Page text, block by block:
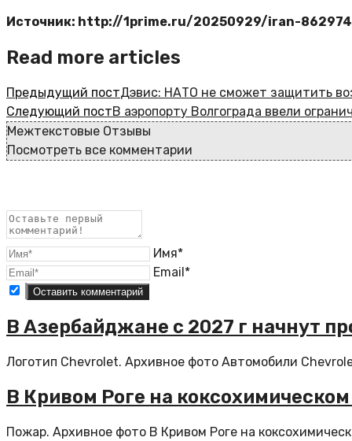
Источник: http://1prime.ru/20250929/iran-
Read more articles
Предыдущий постДэвис: НАТО не сможет защитить
Следующий постВ аэропорту Волгограда ввели
Межтекстовые Отзывы
Посмотреть все комментарии
Имя*
Email*
В Азербайджане с 2027 г начнут
Логотип Chevrolet. Архивное фото Автомобили
В Кривом Роге на
Пожар. Архивное фото В Кривом Роге на